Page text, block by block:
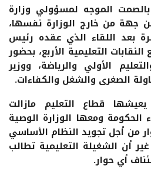
الموجه لمسؤولي وزارة
جهة من خارج الوزارة نفسها،
بعد اللقاء الذي عقده رئيس
التعليمية الأربع، بحضور
الأولي والرياضة، ووزير
الصغرى والشغل والكفاءات.
قطاع التعليم مازالت
ومعها الوزارة الوصية
من أجل تجويد النظام الأساسي
أن الشغيلة التعليمية تطالب
أي حوار.